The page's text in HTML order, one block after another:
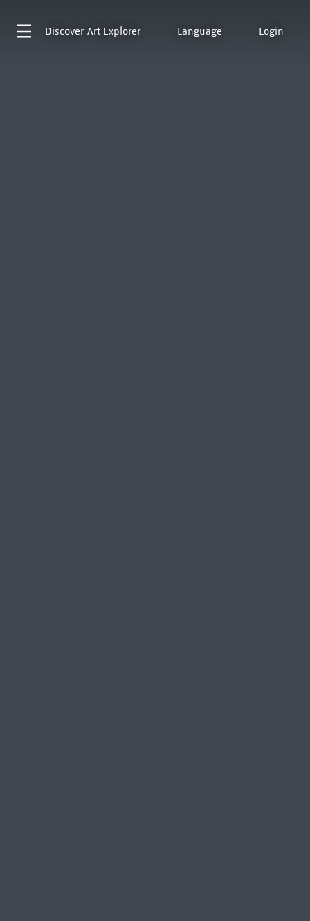
Discover Art Explorer Language Login